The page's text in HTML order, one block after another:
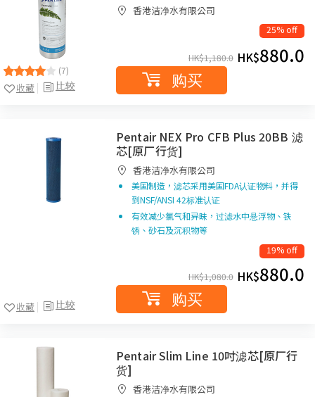
(7)
比较
收藏
香港洁净水有限公司
25% off
HK$1,180.0 HK$880.0
购买
比较
收藏
Pentair NEX Pro CFB Plus 20BB 滤
芯[原厂行货]
香港洁净水有限公司
美国制造，滤芯采用美国FDA认证物料，并得
到NSF/ANSI 42标准认证
有效减少氯气和异昧，过滤水中悬浮物、铁
锈、砂石及沉积物等
19% off
HK$1,080.0 HK$880.0
购买
Pentair Slim Line 10吋滤芯[原厂行
货]
香港洁净水有限公司